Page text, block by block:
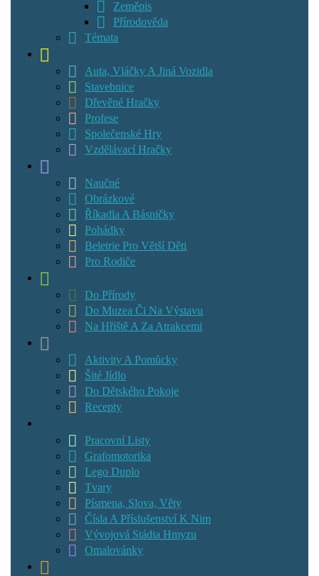
Zeměpis
Přírodověda
Témata
Auta, Vláčky A Jiná Vozidla
Stavebnice
Dřevěné Hračky
Profese
Společenské Hry
Vzdělávací Hračky
Naučné
Obrázkové
Říkadla A Básničky
Pohádky
Beletrie Pro Větší Děti
Pro Rodiče
Do Přírody
Do Muzea Či Na Výstavu
Na Hřiště A Za Atrakcemi
Aktivity A Pomůcky
Šité Jídlo
Do Dětského Pokoje
Recepty
Pracovní Listy
Grafomotorika
Lego Duplo
Tvary
Písmena, Slova, Věty
Čísla A Příslušenství K Nim
Vývojová Stádia Hmyzu
Omalovánky